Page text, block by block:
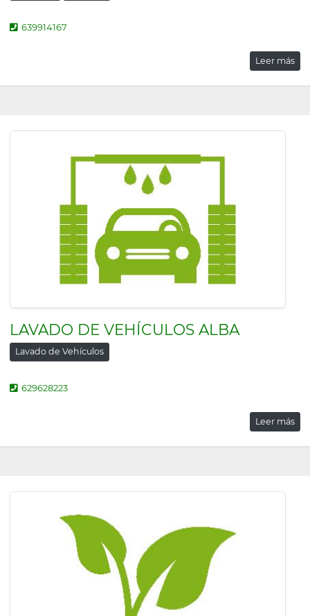
639914167
Leer más
LAVADO DE VEHÍCULOS ALBA
Lavado de Vehículos
629628223
Leer más